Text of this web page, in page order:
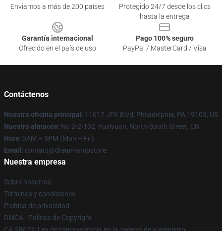
Enviamos a más de 200 países
Protegido 24/7 desde los clics
hasta la entrega
Garantía internacional
Ofrecido en el país de uso
Pago 100% seguro
PayPal / MasterCard / Visa
Contáctenos
Nuestra oficina principal : 11617 JFK Blvd, Philadelphia, PA 19103, US
Nuestro almacén: No 2-2-102, Fuxiyuan, North-South Street, CN
Hora: 9AM – 5PM (Mon – Fri)
Email : contact@dream-smpstore.
Nuestra empresa
Sobre nosotros
Términos y condiciones
Política de privacidad
DMCA - Política de Copyright